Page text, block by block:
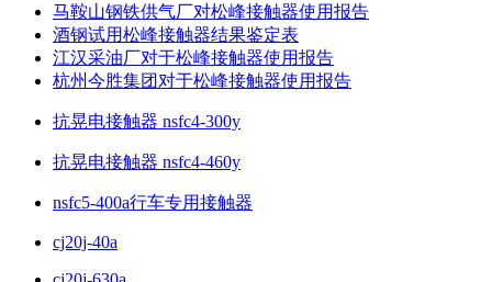
马鞍山钢铁供气厂对松峰接触器使用报告
酒钢试用松峰接触器结果鉴定表
江汉采油厂对于松峰接触器使用报告
杭州今胜集团对于松峰接触器使用报告
抗晃电接触器 nsfc4-300y
抗晃电接触器 nsfc4-460y
nsfc5-400a行车专用接触器
cj20j-40a